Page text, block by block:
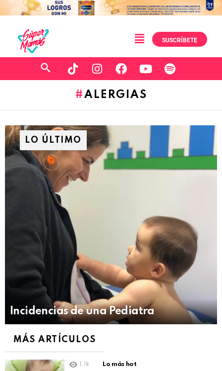
SUSCRÍBETE
ALERGIAS
LO ÚLTIMO
Incidencias de una Pediatra
MÁS ARTÍCULOS
1.1k Lo más hot